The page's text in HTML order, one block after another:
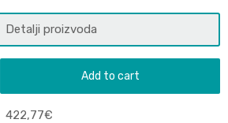
Detalji proizvoda
Add to cart
422,77€